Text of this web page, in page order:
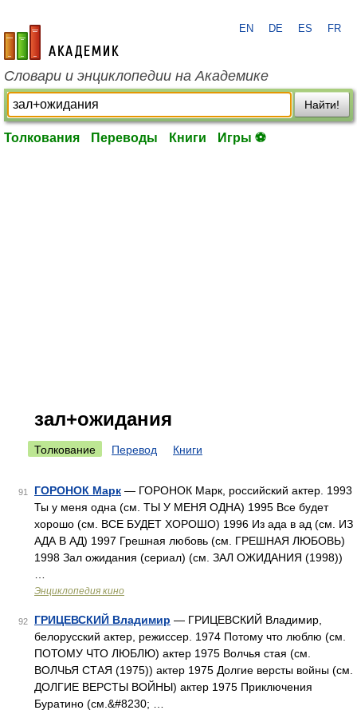
academic.ru
EN DE ES FR
Словари и энциклопедии на Академике
Найти!
Толкования Переводы Книги Игры ⚽
зал+ожидания
Толкование Перевод Книги
91 ГОРОНОК Марк — ГОРОНОК Марк, российский актер. 1993
Ты у меня одна (см. ТЫ У МЕНЯ ОДНА) 1995 Все будет
хорошо (см. ВСЕ БУДЕТ ХОРОШО) 1996 Из ада в ад (см. ИЗ
АДА В АД) 1997 Грешная любовь (см. ГРЕШНАЯ ЛЮБОВЬ)
1998 Зал ожидания (сериал) (см. ЗАЛ ОЖИДАНИЯ (1998))
Энциклопедия кино
92 ГРИЦЕВСКИЙ Владимир — ГРИЦЕВСКИЙ Владимир,
белорусский актер, режиссер. 1974 Потому что люблю (см.
ПОТОМУ ЧТО ЛЮБЛЮ) актер 1975 Волчья стая (см.
ВОЛЧЬЯ СТАЯ (1975)) актер 1975 Долгие версты войны (см.
ДОЛГИЕ ВЕРСТЫ ВОЙНЫ) актер 1975 Приключения
Буратино (см.&#8230; …